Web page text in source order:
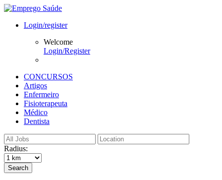
Login/register
Welcome
Login/Register
CONCURSOS
Artigos
Enfermeiro
Fisioterapeuta
Médico
Dentista
Radius:
Search